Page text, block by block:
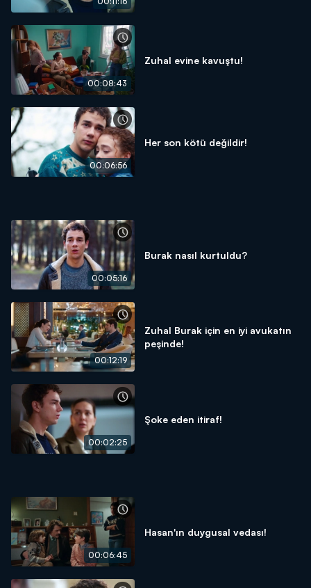
00:08:43
Zuhal evine kavuştu!
00:06:56
Her son kötü değildir!
00:05:16
Burak nasıl kurtuldu?
00:12:19
Zuhal Burak için en iyi avukatın
peşinde!
00:02:25
Şoke eden itiraf!
00:06:45
Hasan'ın duygusal vedası!